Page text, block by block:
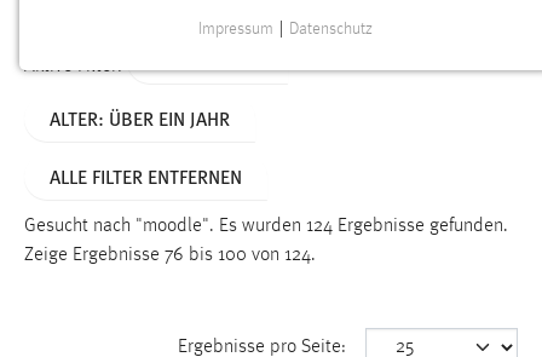
Aktive Filter:
ALTER: ÜBER EIN JAHR
ALLE FILTER ENTFERNEN
Gesucht nach "moodle". Es wurden 124 Ergebnisse gefunden.
Zeige Ergebnisse 76 bis 100 von 124.
Ergebnisse pro Seite:
Funktionen und sind für die einwandfreie Funktion der
Name:
Dieser Cookie speichert die ausgewählten Einverständnis-
Impressum Datenschutz